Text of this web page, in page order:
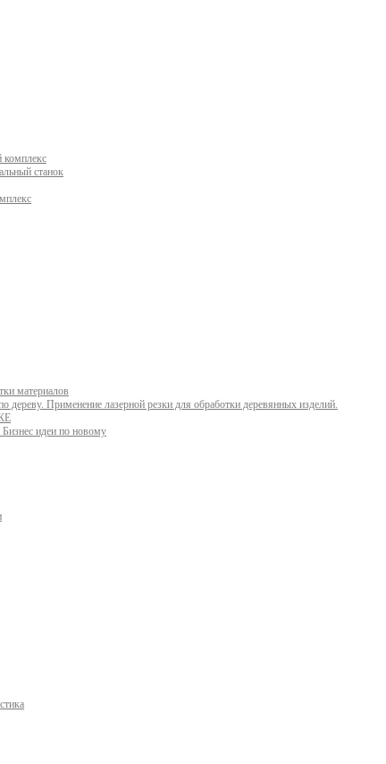
комплекс
станок
материалов
дереву. Применение лазерной резки для обработки деревянных изделий.
идеи по новому